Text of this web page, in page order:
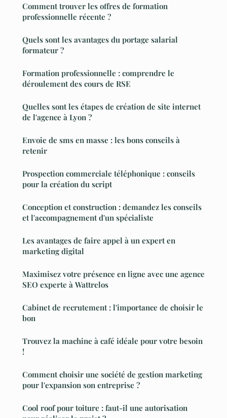
Comment trouver les offres de formation
professionnelle récente ?
Quels sont les avantages du portage salarial
formateur ?
Formation professionnelle : comprendre le
déroulement des cours de RSE
Quelles sont les étapes de création de site internet
de l'agence à Lyon ?
Envoie de sms en masse : les bons conseils à
retenir
Prospection commerciale téléphonique : conseils
pour la création du script
Conception et construction : demandez les conseils
et l'accompagnement d'un spécialiste
Les avantages de faire appel à un expert en
marketing digital
Maximisez votre présence en ligne avec une agence
SEO experte à Wattrelos
Cabinet de recrutement : l'importance de choisir le
bon
Trouvez la machine à café idéale pour votre besoin
!
Comment choisir une société de gestion marketing
pour l'expansion son entreprise ?
Cool roof pour toiture : faut-il une autorisation